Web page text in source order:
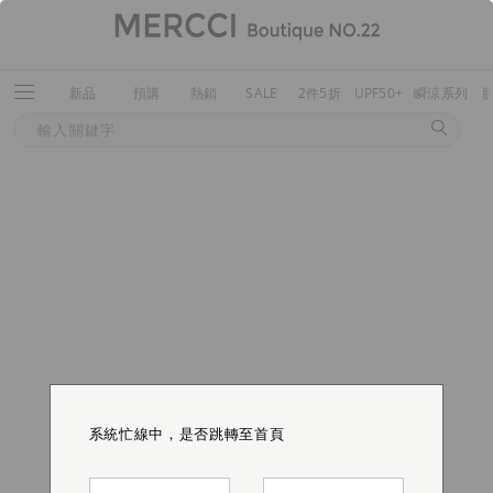
新品 預購 熱銷 SALE 2件5折 UPF50+ 瞬涼系列
系統忙線中，是否跳轉至首頁
系統忙線中，是否跳轉至首頁
系統忙線中，是否跳轉至首頁
系統忙線中，是否跳轉至首頁
系統忙線中，是否跳轉至首頁